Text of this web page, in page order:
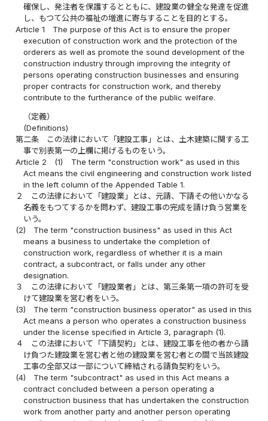
確保し、発注者を保護するとともに、建設業の健全な発達を促進
し、もつて公共の福祉の増進に寄与することを目的とする。
Article 1
The purpose of this Act is to ensure the proper
execution of construction work and the protection of the
orderers as well as promote the sound development of the
construction industry through improving the integrity of
persons operating construction businesses and ensuring
proper contracts for construction work, and thereby
contribute to the furtherance of the public welfare.
（定義）
(Definitions)
第二条
この法律において「建設工事」とは、土木建築に関する工
事で別表第一の上欄に掲げるものをいう。
Article 2
(1)
The term "construction work" as used in this
Act means the civil engineering and construction work listed
in the left column of the Appended Table 1.
２
この法律において「建設業」とは、元請、下請その他いかなる
名義をもつてするかを問わず、建設工事の完成を請け負う営業を
いう。
(2)
The term "construction business" as used in this Act
means a business to undertake the completion of
construction work, regardless of whether it is a main
contract, a subcontract, or falls under any other
designation.
３
この法律において「建設業者」とは、第三条第一項の許可を受
けて建設業を営む者をいう。
(3)
The term "construction business operator" as used in this
Act means a person who operates a construction business
under the license specified in Article 3, paragraph (1).
４
この法律において「下請契約」とは、建設工事を他の者から請
け負つた建設業を営む者と他の建設業を営む者との間で当該建設
工事の全部又は一部について締結される請負契約をいう。
(4)
The term "subcontract" as used in this Act means a
contract concluded between a person operating a
construction business that has undertaken the construction
work from another party and another person operating